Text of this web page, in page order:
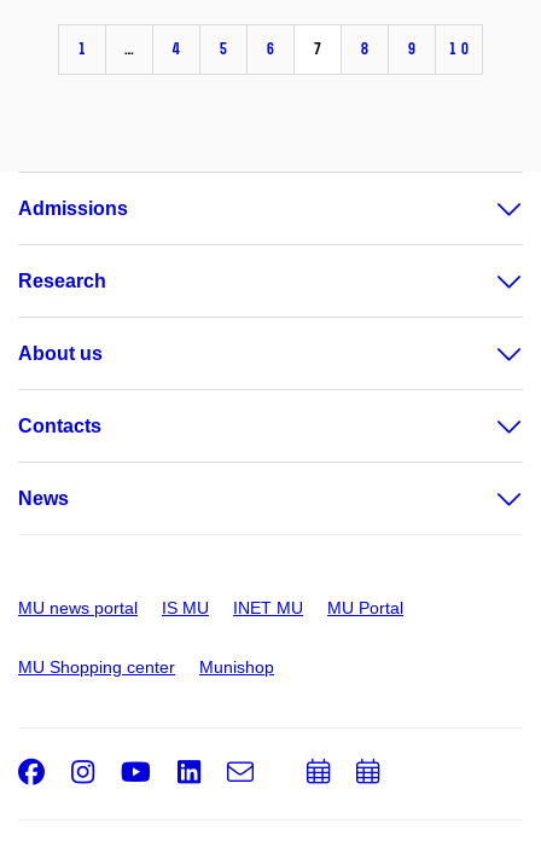
1 … 4 5 6 7 8 9 10
Admissions
Research
About us
Contacts
News
MU news portal IS MU INET MU MU Portal
MU Shopping center Munishop
Facebook
Instagram
Youtube
LinkedIn
e-
AddAdd